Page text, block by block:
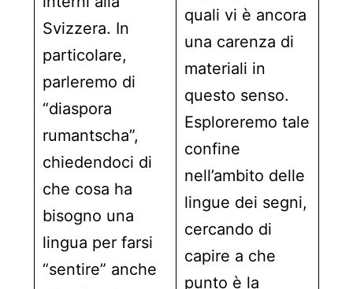
Svizzera. In
particolare,
parleremo di
“diaspora
rumantscha”,
chiedendoci di
che cosa ha
bisogno una
lingua per farsi
“sentire” anche
quali vi è ancora
una carenza di
materiali in
questo senso.
Esploreremo tale
confine
nell’ambito delle
lingue dei segni,
cercando di
capire a che
punto è la